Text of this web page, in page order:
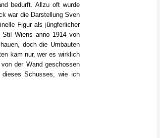
bedurft. Allzu oft wurde
war die Darstellung Sven
Figur als jüngferlicher
Stil Wiens anno 1914 von
doch die Umbauten
kam nur, wer es wirklich
der Wand geschossen
dieses Schusses, wie ich